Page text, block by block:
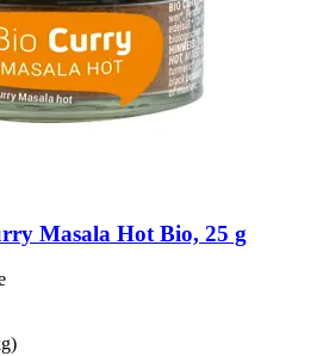
Masala Hot Bio, 25 g